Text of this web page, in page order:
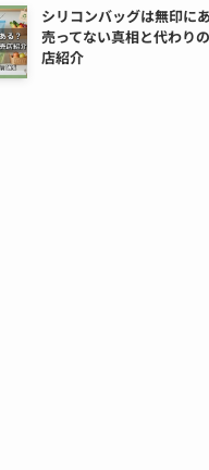
シリコンバッグは無印に
売ってない真相と代わり
店紹介